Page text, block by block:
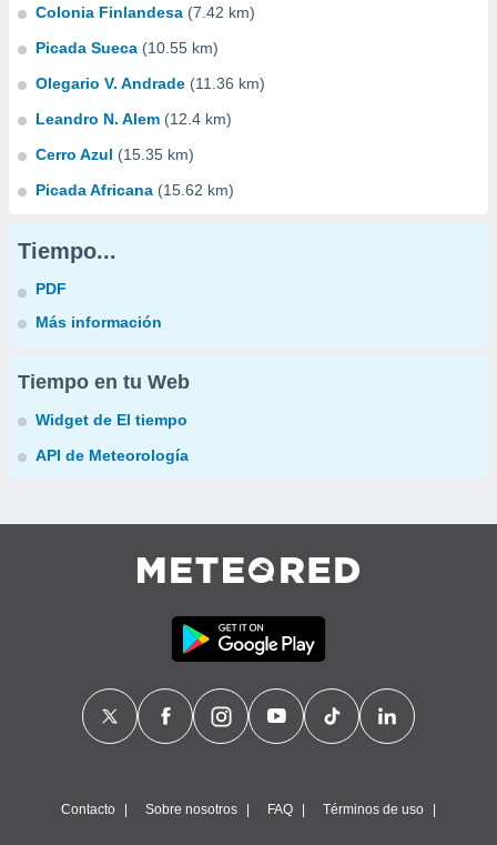
Colonia Finlandesa (7.42 km)
Picada Sueca (10.55 km)
Olegario V. Andrade (11.36 km)
Leandro N. Alem (12.4 km)
Cerro Azul (15.35 km)
Picada Africana (15.62 km)
Tiempo...
PDF
Más información
Tiempo en tu Web
Widget de El tiempo
API de Meteorología
Contacto Sobre nosotros FAQ Términos de uso